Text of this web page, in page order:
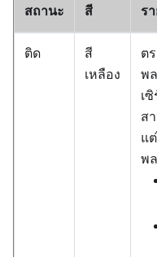
สถานะ สี ร
ติด
สี
เหลือง
ต
พ
เ
ส
แ
พ